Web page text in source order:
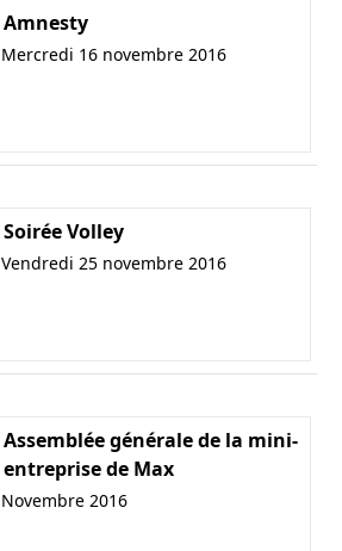
Amnesty
Mercredi 16 novembre 2016
Soirée Volley
Vendredi 25 novembre 2016
Assemblée générale de la mini-
entreprise de Max
Novembre 2016